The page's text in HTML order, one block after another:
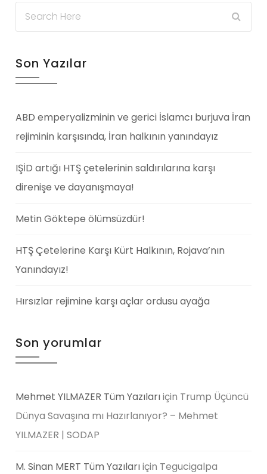
Son Yazılar
ABD emperyalizminin ve gerici İslamcı burjuva İran
rejiminin karşısında, İran halkının yanındayız
IŞİD artığı HTŞ çetelerinin saldırılarına karşı
direnişe ve dayanışmaya!
Metin Göktepe ölümsüzdür!
HTŞ Çetelerine Karşı Kürt Halkının, Rojava’nın
Yanındayız!
Hırsızlar rejimine karşı açlar ordusu ayağa
Son yorumlar
Mehmet YILMAZER Tüm Yazılarıiçin Trump Üçüncü
Dünya Savaşına mı Hazırlanıyor? – Mehmet
YILMAZER | SODAP
M. Sinan MERT Tüm Yazılarıiçin Tegucigalpa